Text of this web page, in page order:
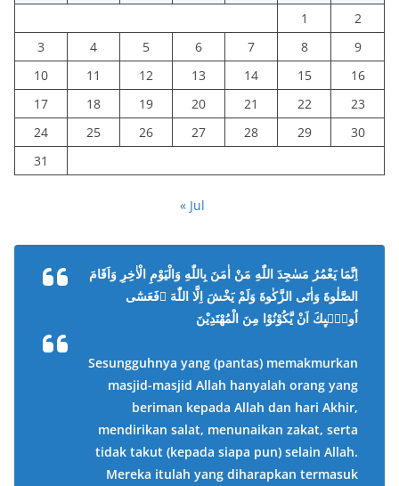
1
2
3
4 5 6 7 8
9
10
11 12 13 14 15
16
17
18 19 20 21 22
23
24
25 26 27 28 29
30
31
« Jul
اِنَّمَا يَعْمُرُ مَسٰجِدَ اللّٰهِ مَنْ اٰمَنَ بِاللّٰهِ وَالْيَوْمِ الْاٰخِرِ وَاَقَامَ
الصَّلٰوةَ وَاٰتَى الزَّكٰوةَ وَلَمْ يَخْشَ اِلَّا اللّٰهَ ۗفَعَسٰٓى
اُولٰۤىِٕكَ اَنْ يَّكُوْنُوْا مِنَ الْمُهْتَدِيْنَ
Sesungguhnya yang (pantas) memakmurkan
masjid-masjid Allah hanyalah orang yang
beriman kepada Allah dan hari Akhir,
mendirikan salat, menunaikan zakat, serta
tidak takut (kepada siapa pun) selain Allah.
Mereka itulah yang diharapkan termasuk